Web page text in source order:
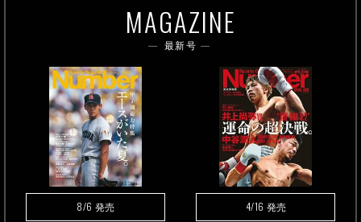
MAGAZINE
最新号
8/6 発売 4/16 発売